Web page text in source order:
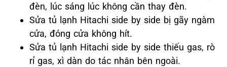
đèn, lúc sáng lúc không cần thay đèn.
Sửa tủ lạnh Hitachi side by side bị gãy ngàm
cửa, đóng cửa không hít.
Sửa tủ lạnh Hitachi side by side thiếu gas, rò
rỉ gas, xì dàn do tác nhân bên ngoài.